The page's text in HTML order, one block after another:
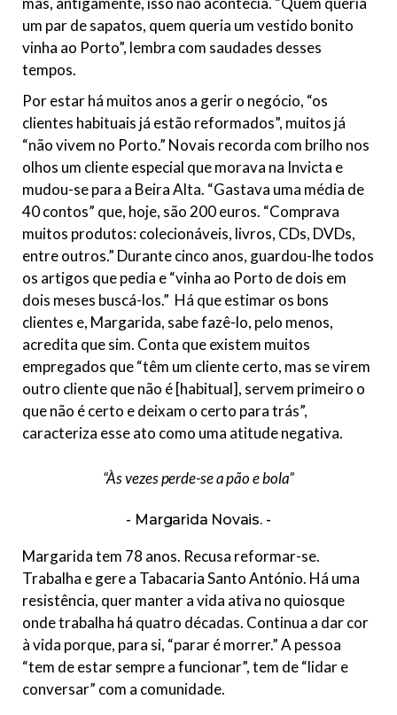
um par de sapatos, quem queria um vestido bonito
vinha ao Porto”, lembra com saudades desses
tempos.
Por estar há muitos anos a gerir o negócio, “os
clientes habituais já estão reformados”, muitos já
“não vivem no Porto.” Novais recorda com brilho nos
olhos um cliente especial que morava na Invicta e
mudou-se para a Beira Alta. “Gastava uma média de
40 contos” que, hoje, são 200 euros. “Comprava
muitos produtos: colecionáveis, livros, CDs, DVDs,
entre outros.” Durante cinco anos, guardou-lhe todos
os artigos que pedia e “vinha ao Porto de dois em
dois meses buscá-los.” Há que estimar os bons
clientes e, Margarida, sabe fazê-lo, pelo menos,
acredita que sim. Conta que existem muitos
empregados que “têm um cliente certo, mas se virem
outro cliente que não é [habitual], servem primeiro o
que não é certo e deixam o certo para trás”,
caracteriza esse ato como uma atitude negativa.
“Às vezes perde-se a pão e bola”
Margarida Novais.
Margarida tem 78 anos. Recusa reformar-se.
Trabalha e gere a Tabacaria Santo António. Há uma
resistência, quer manter a vida ativa no quiosque
onde trabalha há quatro décadas. Continua a dar cor
à vida porque, para si, “parar é morrer.” A pessoa
“tem de estar sempre a funcionar”, tem de “lidar e
conversar” com a comunidade.